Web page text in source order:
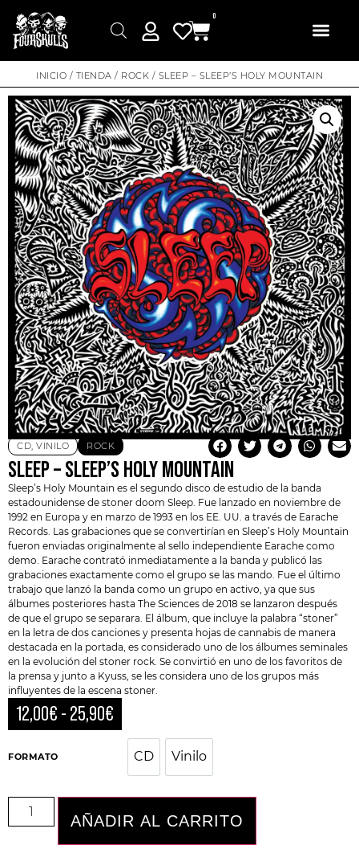
0
INICIO / TIENDA / ROCK / SLEEP – SLEEP’S HOLY MOUNTAIN
CD, VINILO ROCK
SLEEP – SLEEP’S HOLY MOUNTAIN
Sleep’s Holy Mountain es el segundo disco de estudio de la banda
estadounidense de stoner doom Sleep . Fue lanzado en noviembre de
1992 en Europa y en marzo de 1993 en los EE. UU. a través de Earache
Records. Las grabaciones que se convertirían en Sleep’s Holy Mountain
fueron enviadas originalmente al sello independiente Earache como
demo. Earache contrató inmediatamente a la banda y publicó las
grabaciones exactamente como el grupo se las mando. Fue el último
trabajo que lanzó la banda como un grupo en activo, ya que sus
álbumes posteriores hasta The Sciences de 2018 se lanzaron después
de que el grupo se separara. El álbum, que incluye la palabra “stoner”
en la letra de dos canciones y presenta hojas de cannabis de manera
destacada en la portada, es considerado uno de los álbumes seminales
en la evolución del stoner rock. Se convirtió en uno de los favoritos de
la prensa y junto a Kyuss , se les considera uno de los grupos más
influyentes de la escena stoner.
12,00€ - 25,90€
FORMATO CD Vinilo
AÑADIR AL CARRITO